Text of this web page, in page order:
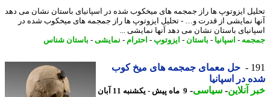
ایزوتوپ ها راز جمجمه های میخکوب شده در اسپانیای باستان نشان می دهد
نمایشی از قدرت و… - تحلیل ایزوتوپ ها راز جمجمه های میخکوب شده در
باستان نشان می دهد آنها نمایشی ...
-اسپانیا-باستان-ایزوتوپ-احترام- نمایشی-باستان شناس
حل معمای جمجمه های میخ کوب
در اسپانیا
آنلاین-سیاسی-
9 ماه پیش - یکشنبه 11 آبان